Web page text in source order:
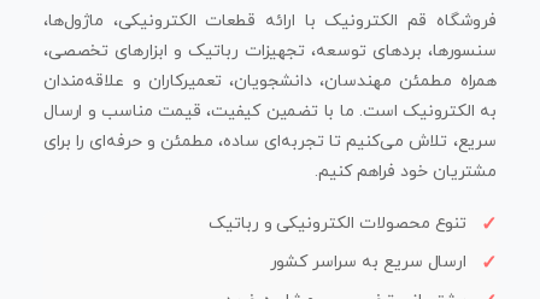
فروشگاه قم الکترونیک با ارائه قطعات الکترونیکی، ماژول‌ها،
سنسورها، بردهای توسعه، تجهیزات رباتیک و ابزارهای تخصصی،
همراه مطمئن مهندسان، دانشجویان، تعمیرکاران و علاقه‌مندان
به الکترونیک است. ما با تضمین کیفیت، قیمت مناسب و ارسال
سریع، تلاش می‌کنیم تا تجربه‌ای ساده، مطمئن و حرفه‌ای را برای
مشتریان خود فراهم کنیم.
تنوع محصولات الکترونیکی و رباتیک
ارسال سریع به سراسر کشور